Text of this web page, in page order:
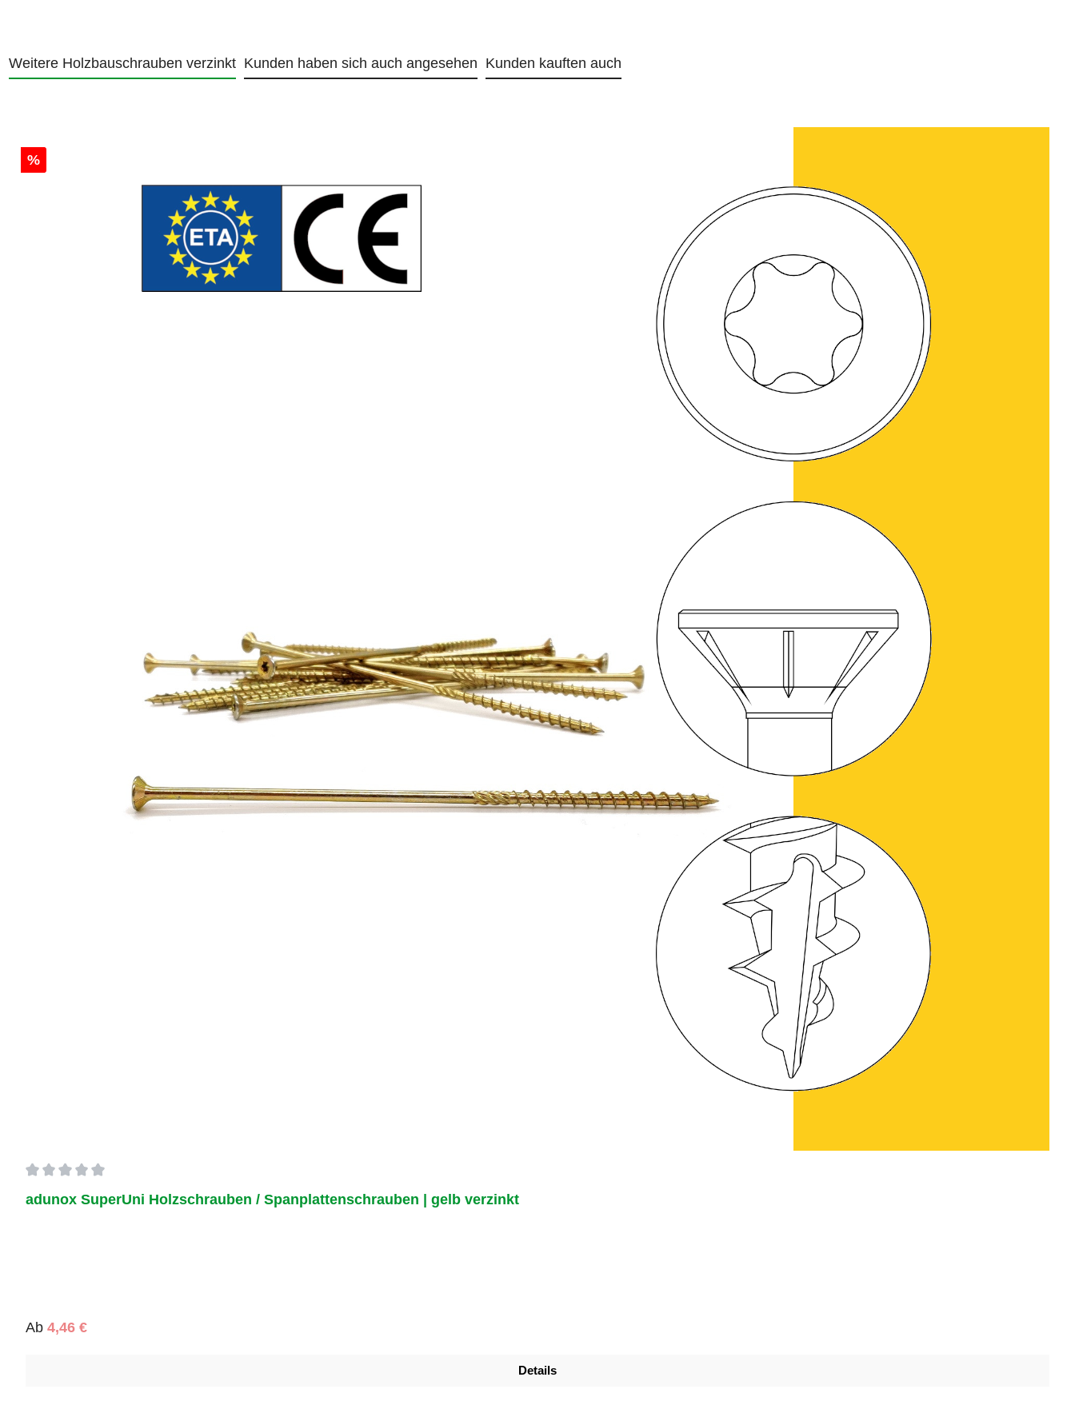
Weitere Holzbauschrauben verzinkt Kunden haben sich auch angesehen Kunden kauften auch
%
adunox SuperUni Holzschrauben / Spanplattenschrauben | gelb verzinkt
Regulärer Preis:
Ab 4,46 €
Details